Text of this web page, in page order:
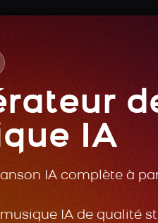
IA
IA complète à
IA de qualité